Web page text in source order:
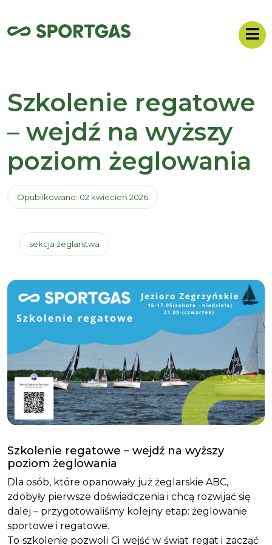
Szkolenie regatowe
– wejdź na wyższy
poziom żeglowania
Opublikowano: 02 kwiecień 2026
sekcja żeglarstwa
Szkolenie regatowe – wejdź na wyższy
poziom żeglowania
Dla osób, które opanowały już żeglarskie ABC,
zdobyły pierwsze doświadczenia i chcą rozwijać się
dalej – przygotowaliśmy kolejny etap: żeglowanie
sportowe i regatowe.
To szkolenie pozwoli Ci wejść w świat regat i zacząć